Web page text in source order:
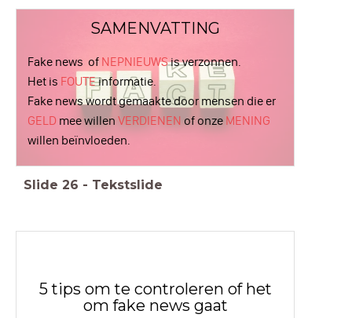
SAMENVATTING
Fake news of NEPNIEUWSis verzonnen.
Het is FOUTEinformatie.
Fake news wordt gemaakte door mensen die er
GELD mee willen VERDIENENof onze MENING
willen beïnvloeden.
Slide 26 - Tekstslide
5 tips om te controleren of het
om fake news gaat